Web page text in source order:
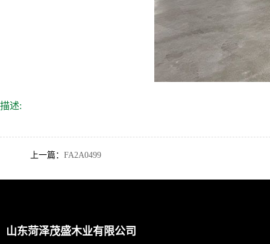
描述:
上一篇： FA2A0499
山东菏泽茂盛木业有限公司